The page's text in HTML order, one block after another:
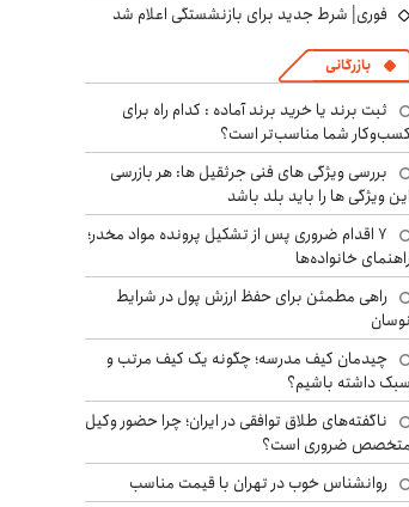
فوری| شرط جدید برای بازنشستگی اعلام شد
بازرگانی
ثبت برند یا خرید برند آماده : کدام راه برای
کسب‌وکار شما مناسب‌تر است؟
بررسی ویژگی های فنی جرثقیل ها: هر بازرسی
این ویژگی ها را باید بلد باشد
۷ اقدام ضروری پس از تشکیل پرونده مواد مخدر؛
راهنمای خانواده‌ها
راهی مطمئن برای حفظ ارزش پول در شرایط
نوسان
چیدمان کیف مدرسه؛ چگونه یک کیف مرتب و
سبک داشته باشیم؟
ناگفته‌های طلاق توافقی در ایران؛ چرا حضور وکیل
متخصص ضروری است؟
روانشناس خوب در تهران با قیمت مناسب